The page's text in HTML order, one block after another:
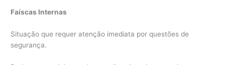
Faíscas Internas
Situação que requer atenção imediata por questões de
segurança.